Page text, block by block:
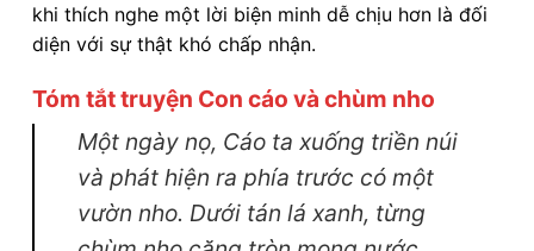
khi thích nghe một lời biện minh dễ chịu hơn là đối
diện với sự thật khó chấp nhận.
Tóm tắt truyện Con cáo và chùm nho
Một ngày nọ, Cáo ta xuống triền núi
và phát hiện ra phía trước có một
vườn nho. Dưới tán lá xanh, từng